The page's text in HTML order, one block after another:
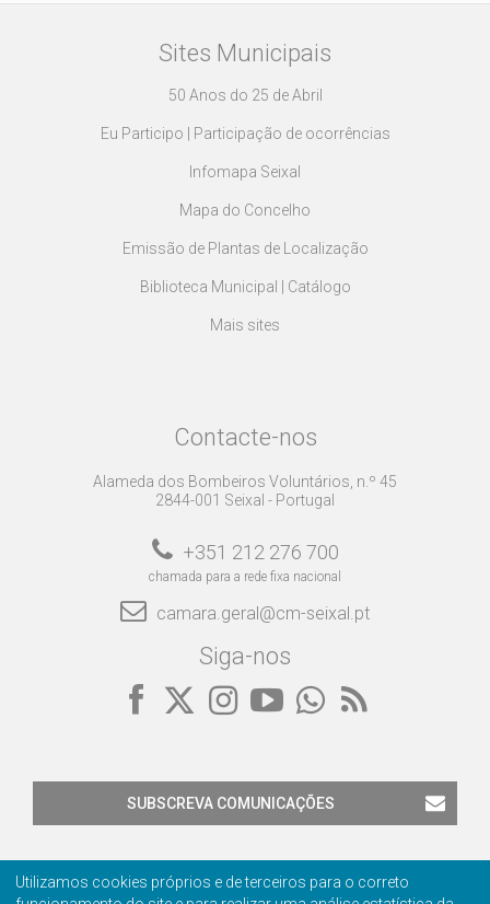
Sites Municipais
50 Anos do 25 de Abril
Eu Participo | Participação de ocorrências
Infomapa Seixal
Mapa do Concelho
Emissão de Plantas de Localização
Biblioteca Municipal | Catálogo
Mais sites
Contacte-nos
Alameda dos Bombeiros Voluntários, n.º 45
2844-001 Seixal - Portugal
+351 212 276 700
chamada para a rede fixa nacional
camara.geral@cm-seixal.pt
Siga-nos
SUBSCREVA COMUNICAÇÕES
Utilizamos cookies próprios e de terceiros para o correto